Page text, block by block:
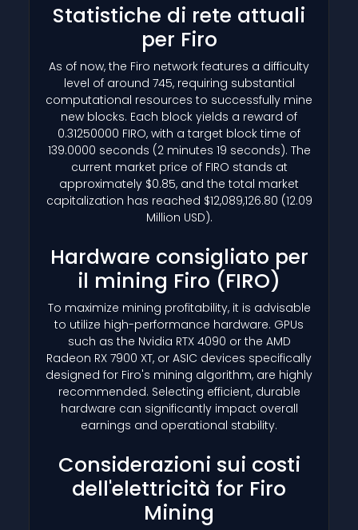
Statistiche di rete attuali
per Firo
As of now, the Firo network features a difficulty
level of around 745, requiring substantial
computational resources to successfully mine
new blocks. Each block yields a reward of
0.31250000 FIRO, with a target block time of
139.0000 seconds (2 minutes 19 seconds). The
current market price of FIRO stands at
approximately $0.85, and the total market
capitalization has reached $12,089,126.80 (12.09
Million USD).
Hardware consigliato per
il mining Firo (FIRO)
To maximize mining profitability, it is advisable
to utilize high-performance hardware. GPUs
such as the Nvidia RTX 4090 or the AMD
Radeon RX 7900 XT, or ASIC devices specifically
designed for Firo's mining algorithm, are highly
recommended. Selecting efficient, durable
hardware can significantly impact overall
earnings and operational stability.
Considerazioni sui costi
dell'elettricità for Firo
Mining